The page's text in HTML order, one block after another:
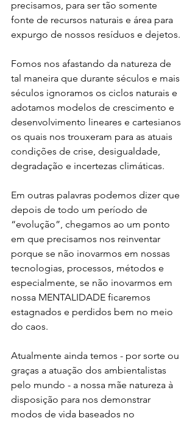
precisamos, para ser tão somente
fonte de recursos naturais e área para
expurgo de nossos resíduos e dejetos.
Fomos nos afastando da natureza de
tal maneira que durante séculos e mais
séculos ignoramos os ciclos naturais e
adotamos modelos de crescimento e
desenvolvimento lineares e cartesianos
os quais nos trouxeram para as atuais
condições de crise, desigualdade,
degradação e incertezas climáticas.
Em outras palavras podemos dizer que
depois de todo um período de
“evolução”, chegamos ao um ponto
em que precisamos nos reinventar
porque se não inovarmos em nossas
tecnologias, processos, métodos e
especialmente, se não inovarmos em
nossa MENTALIDADE ficaremos
estagnados e perdidos bem no meio
do caos.
Atualmente ainda temos - por sorte ou
graças a atuação dos ambientalistas
pelo mundo - a nossa mãe natureza à
disposição para nos demonstrar
modos de vida baseados no